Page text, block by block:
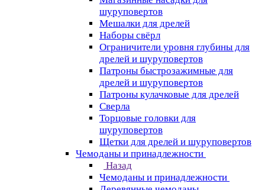
шуруповертов
Мешалки для дрелей
Наборы свёрл
Ограничители уровня глубины для
дрелей и шуруповертов
Патроны быстрозажимные для
дрелей и шуруповертов
Патроны кулачковые для дрелей
Сверла
Торцовые головки для
шуруповертов
Щетки для дрелей и шуруповертов
Чемоданы и принадлежности
Назад
Чемоданы и принадлежности